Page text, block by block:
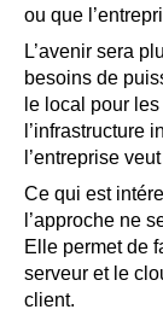
ou que
L’avenir sera
besoins de
le local pour
l’infrastructure
l’entreprise
Ce qui est
l’approche ne
Elle permet de
serveur et le
client.